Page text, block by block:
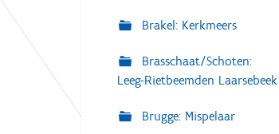
Brakel: Kerkmeers
Brasschaat/Schoten:
Leeg-Rietbeemden Laarsebeek
Brugge: Mispelaar